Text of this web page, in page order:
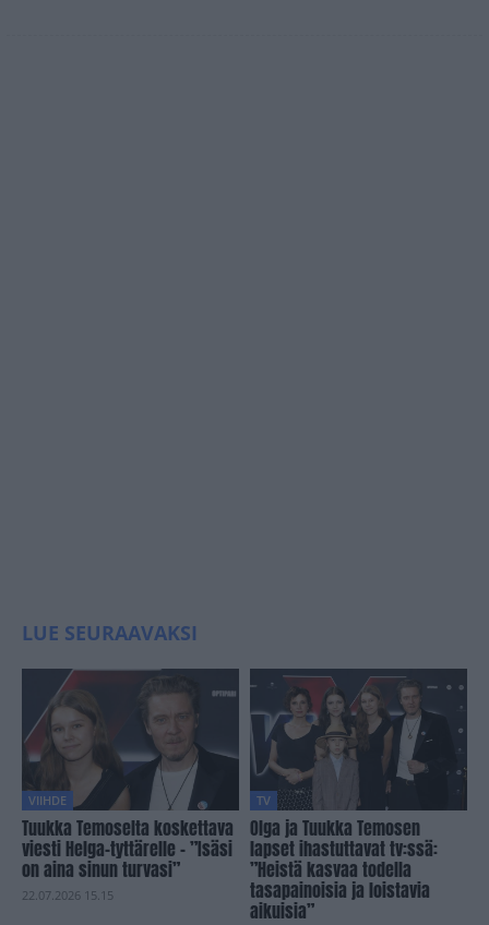
LUE SEURAAVAKSI
VIIHDE
Tuukka Temoselta koskettava
viesti Helga-tyttärelle – ”Isäsi
on aina sinun turvasi”
22.07.2026 15.15
TV
Olga ja Tuukka Temosen
lapset ihastuttavat tv:ssä:
”Heistä kasvaa todella
tasapainoisia ja loistavia
aikuisia”